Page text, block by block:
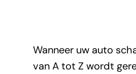
Wanneer uw auto
van A tot Z wordt